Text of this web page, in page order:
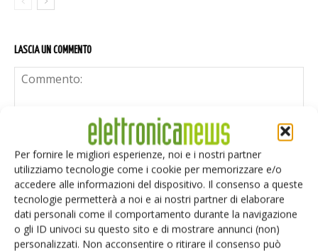
Per fornire le migliori esperienze, noi e i nostri partner
utilizziamo tecnologie come i cookie per memorizzare e/o
accedere alle informazioni del dispositivo. Il consenso a queste
tecnologie permetterà a noi e ai nostri partner di elaborare
dati personali come il comportamento durante la navigazione
o gli ID univoci su questo sito e di mostrare annunci (non)
personalizzati. Non acconsentire o ritirare il consenso può
LASCIA UN COMMENTO